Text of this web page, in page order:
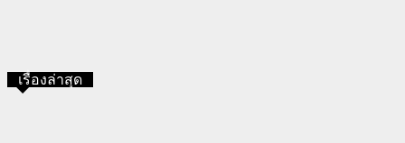
เรื่องล่าสุด